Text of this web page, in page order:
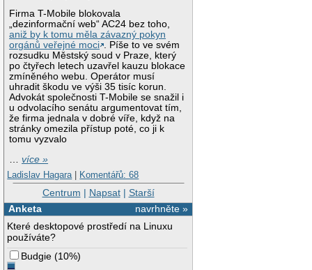
Firma T-Mobile blokovala
„dezinformační web“ AC24 bez toho,
aniž by k tomu měla závazný pokyn
orgánů veřejné moci . Píše to ve svém
rozsudku Městský soud v Praze, který
po čtyřech letech uzavřel kauzu blokace
zmíněného webu. Operátor musí
uhradit škodu ve výši 35 tisíc korun.
Advokát společnosti T-Mobile se snažil i
u odvolacího senátu argumentovat tím,
že firma jednala v dobré víře, když na
stránky omezila přístup poté, co ji k
tomu vyzvalo
…více »
Ladislav Hagara | Komentářů: 68
Centrum | Napsat| Starší
navrhněte »
Anketa
Které desktopové prostředí na Linuxu
používáte?
Budgie (10%)